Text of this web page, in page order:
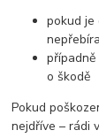
pokud je
o škodě
Pokud
nejdříve – rádi